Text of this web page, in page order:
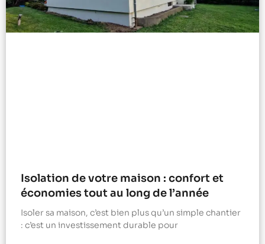
Isolation de votre maison : confort et
économies tout au long de l’année
Isoler sa maison, c’est bien plus qu’un simple chantier
: c’est un investissement durable pour